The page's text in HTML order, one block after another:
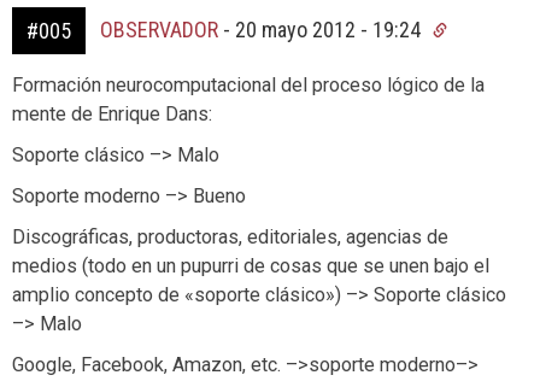
#005 OBSERVADOR - 20 mayo 2012 - 19:24
Formación neurocomputacional del proceso lógico de la
mente de Enrique Dans:
Soporte clásico –> Malo
Soporte moderno –> Bueno
Discográficas, productoras, editoriales, agencias de
medios (todo en un pupurri de cosas que se unen bajo el
amplio concepto de «soporte clásico») –> Soporte clásico
–> Malo
Google, Facebook, Amazon, etc. –>soporte moderno–>